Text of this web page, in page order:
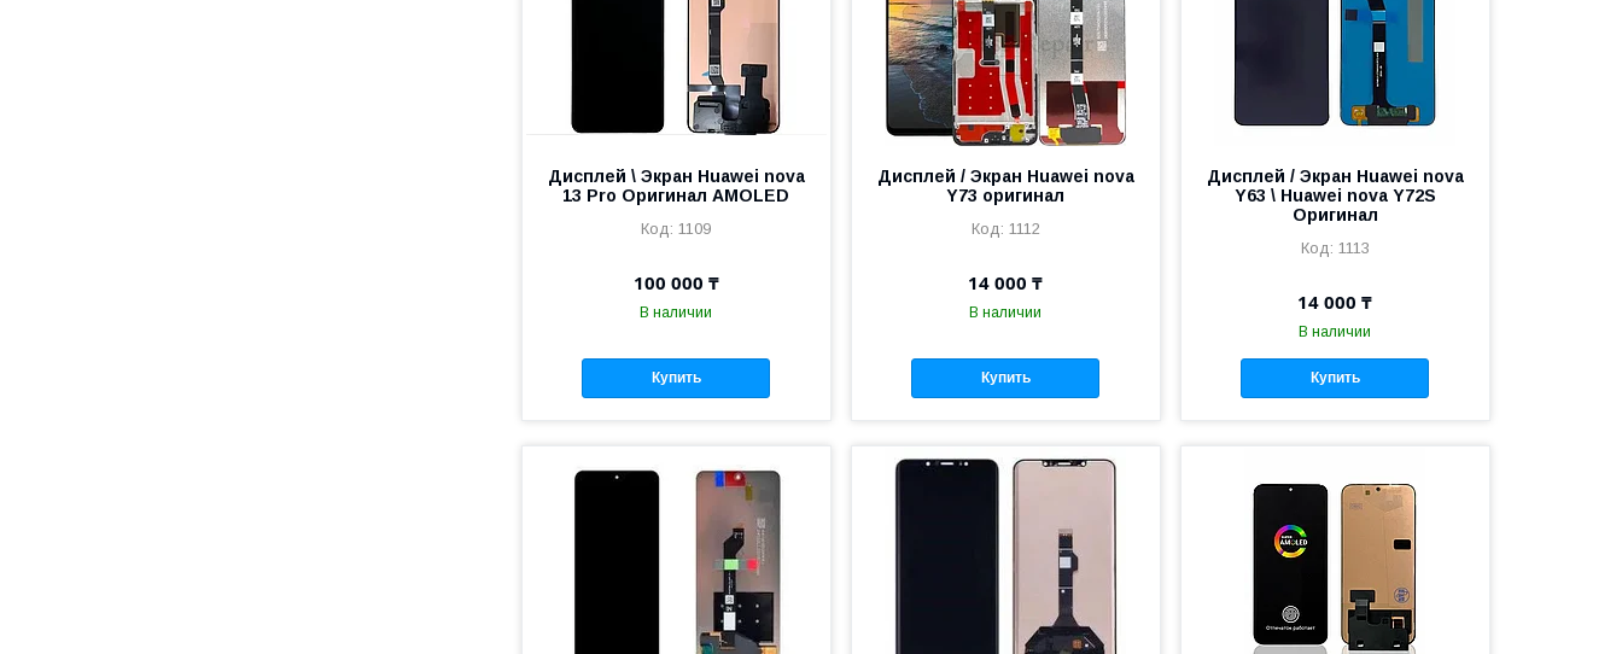
Дисплей \ Экран Huawei nova
13 Pro Оригинал AMOLED
1109
100 000 ₸
В наличии
Купить
Дисплей / Экран Huawei nova
Y73 оригинал
1112
14 000 ₸
В наличии
Купить
Дисплей / Экран Huawei nova
Y63 \ Huawei nova Y72S
Оригинал
1113
14 000 ₸
В наличии
Купить